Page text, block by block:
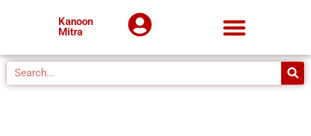
Kanoon
Mitra